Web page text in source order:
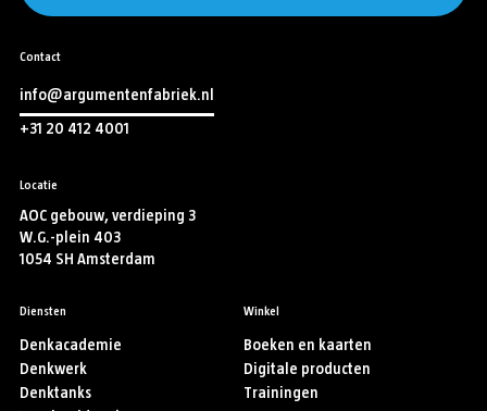
Contact
info@argumentenfabriek.nl
+31 20 412 4001
Locatie
AOC gebouw, verdieping 3
W.G.-plein 403
1054 SH Amsterdam
Diensten
Denkacademie
Denkwerk
Denktanks
Winkel
Boeken en kaarten
Digitale producten
Trainingen